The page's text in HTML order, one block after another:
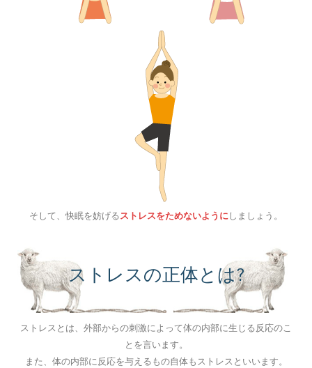
そして、快眠を妨げるストレスをためないように しましょう。
ストレスの正体とは?
ストレスとは、外部からの刺激によって体の内部に生じる反応のこ
とを言います。
また、体の内部に反応を与えるもの自体もストレスといいます。